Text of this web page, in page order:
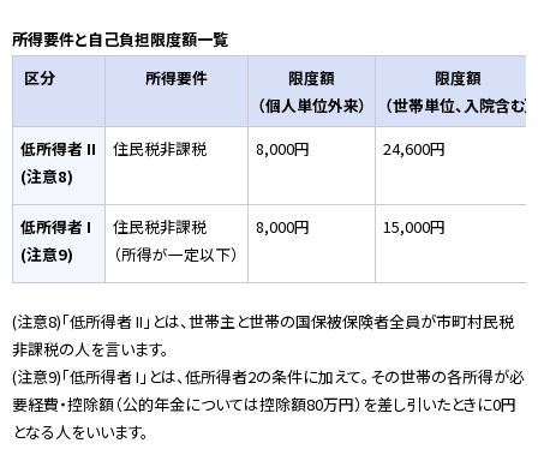
所得要件と自己負担限度額一覧
区分
所得要件
限度額
（個人単位外来）
限度額
（世帯単位、入院含む）
低所得者 II
(注意8)
住民税非課税 8,000円 24,600円
低所得者 I
(注意9)
住民税非課税
（所得が一定以下）
8,000円 15,000円
(注意8)「低所得者 II」とは、世帯主と世帯の国保被保険者全員が市町村民税
非課税の人を言います。
(注意9)「低所得者 I」とは、低所得者2の条件に加えて。その世帯の各所得が必
要経費・控除額（公的年金については控除額80万円）を差し引いたときに0円
となる人をいいます。